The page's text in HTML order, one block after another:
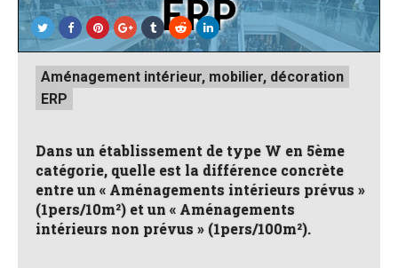
Posted
inAménagement intérieur, mobilier, décoration
ERP
Dans un établissement de type W en 5ème
catégorie, quelle est la différence concrète
entre un « Aménagements intérieurs prévus »
(1pers/10m²) et un « Aménagements
intérieurs non prévus » (1pers/100m²).